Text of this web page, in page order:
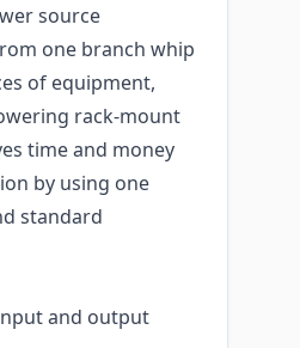
source
one branch whip
of equipment,
rack-mount
time and money
by using one
standard
and output